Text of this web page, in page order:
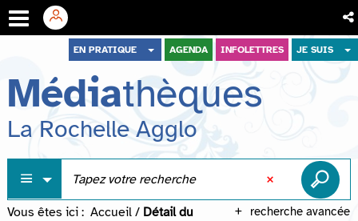
menu
contenu
recherche
EN PRATIQUE AGENDA INFOLETTRES JE SUIS
Médiathèques
La Rochelle Agglo
recherche avancée
Vous êtes ici : Accueil / Détail du